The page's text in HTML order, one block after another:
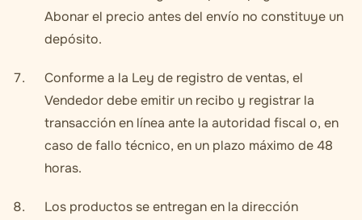
Abonar el precio antes del envío no constituye un
depósito.
Conforme a la Ley de registro de ventas, el
Vendedor debe emitir un recibo y registrar la
transacción en línea ante la autoridad fiscal o, en
caso de fallo técnico, en un plazo máximo de 48
horas.
Los productos se entregan en la dirección